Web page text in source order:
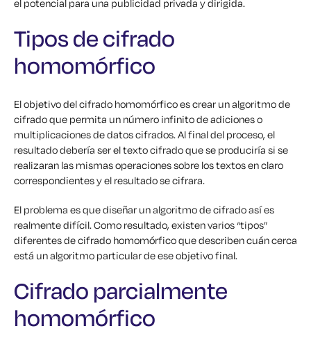
el potencial para una publicidad privada y dirigida.
Tipos de cifrado
homomórfico
El objetivo del cifrado homomórfico es crear un algoritmo de
cifrado que permita un número infinito de adiciones o
multiplicaciones de datos cifrados. Al final del proceso, el
resultado debería ser el texto cifrado que se produciría si se
realizaran las mismas operaciones sobre los textos en claro
correspondientes y el resultado se cifrara.
El problema es que diseñar un algoritmo de cifrado así es
realmente difícil. Como resultado, existen varios “tipos”
diferentes de cifrado homomórfico que describen cuán cerca
está un algoritmo particular de ese objetivo final.
Cifrado parcialmente
homomórfico